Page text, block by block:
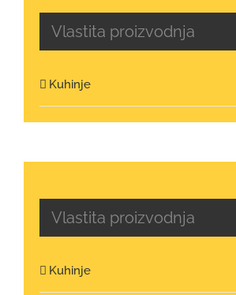
Vlastita proizvodnja
Kuhinje
Vlastita proizvodnja
Kuhinje